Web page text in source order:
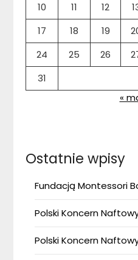
10
11 12
17
18 19
24
25 26
31
«
Ostatnie wpisy
Fundacją Montessori
Polski Koncern Naftowy
Polski Koncern Naftowy